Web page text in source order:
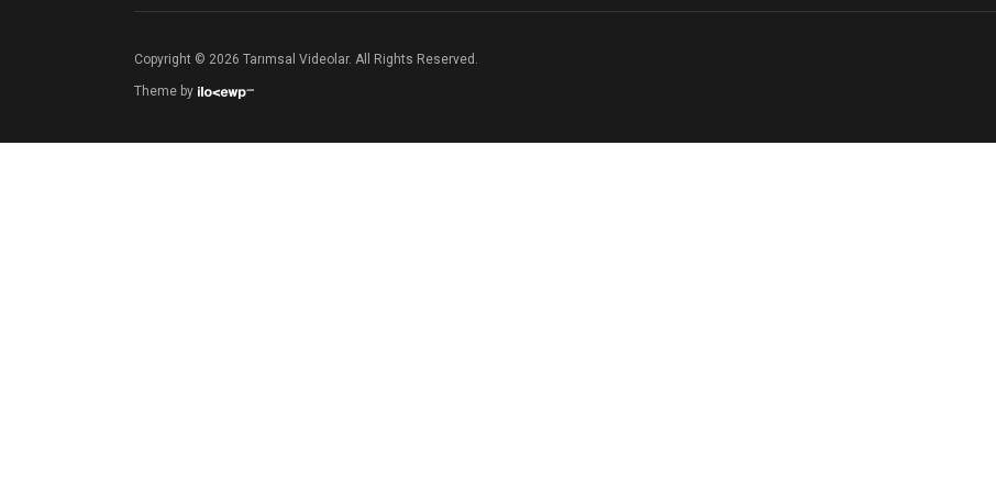
Copyright © 2026 Tarımsal Videolar. All Rights Reserved.
Theme by